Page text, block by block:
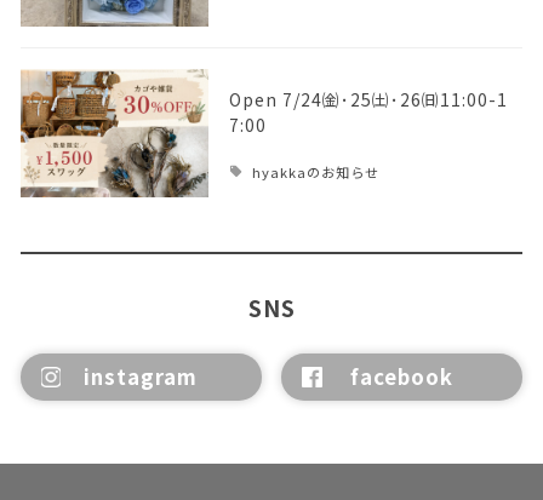
Open 7/24㈮･25㈯･26㈰11:00-1
7:00
hyakkaのお知らせ
SNS
instagram facebook